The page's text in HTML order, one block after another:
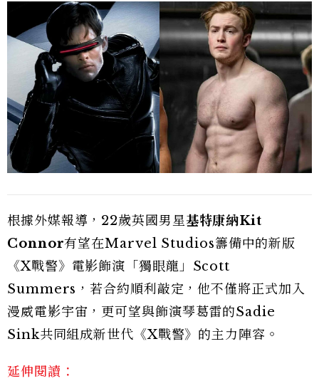
根據外媒報導，22歲英國男星基特康納Kit
Connor有望在Marvel Studios籌備中的新版
《X戰警》電影飾演「獨眼龍」Scott
Summers，若合約順利敲定，他不僅將正式加入
漫威電影宇宙，更可望與飾演琴葛雷的Sadie
Sink共同組成新世代《X戰警》的主力陣容。
延伸閱讀：